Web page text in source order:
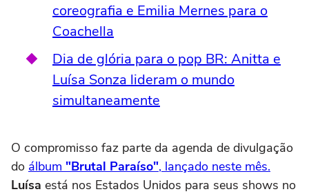
coreografia e Emilia Mernes para o
Coachella
Dia de glória para o pop BR: Anitta e
Luísa Sonza lideram o mundo
simultaneamente
O compromisso faz parte da agenda de divulgação
do álbum "Brutal Paraíso", lançado neste mês.
Luísa está nos Estados Unidos para seus shows no